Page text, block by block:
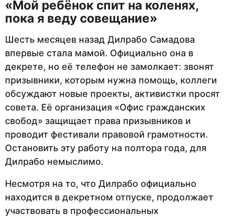
«Мой ребёнок спит на коленях,
пока я веду совещание»
Шесть месяцев назад Дилрабо Самадова
впервые стала мамой. Официально она в
декрете, но её телефон не замолкает: звонят
призывники, которым нужна помощь, коллеги
обсуждают новые проекты, активистки просят
совета. Её организация «Офис гражданских
свобод» защищает права призывников и
проводит фестивали правовой грамотности.
Остановить эту работу на полтора года, для
Дилрабо немыслимо.
Несмотря на то, что Дилрабо официально
находится в декретном отпуске, продолжает
участвовать в профессиональных